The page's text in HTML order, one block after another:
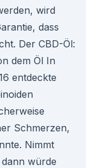
wird
dass
Der CBD-Öl:
dem Öl In
entdeckte
Schmerzen,
Nimmt
würde